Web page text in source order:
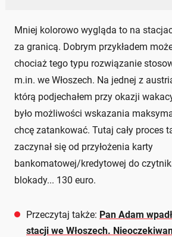
Mniej kolorowo wygląda to na
za granicą. Dobrym przykładem
chociaż tego typu rozwiązanie
m.in. we Włoszech. Na jednej z
którą podjechałem przy okazji
było możliwości wskazania
chcę zatankować. Tutaj cały proces
zaczynał się od przyłożenia karty
bankomatowej/kredytowej do
blokady... 130 euro.
Przeczytaj także: Pan Adam
stacji we Włoszech.